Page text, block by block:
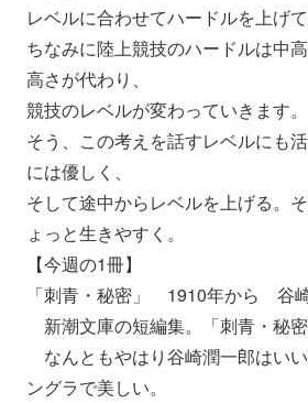
レベルに合わせてハードルを上げて
ちなみに陸上競技のハードルは中
高さが代わり、
競技のレベルが変わっていきます。
そう、この考えを話すレベルにも活
には優しく、
そして途中からレベルを上げる。
ょっと生きやすく。
【今週の1冊】
「刺青・秘密」 1910年から 谷
新潮文庫の短編集。「刺青・秘密
なんともやはり谷崎潤一郎はいい
ングラで美しい。